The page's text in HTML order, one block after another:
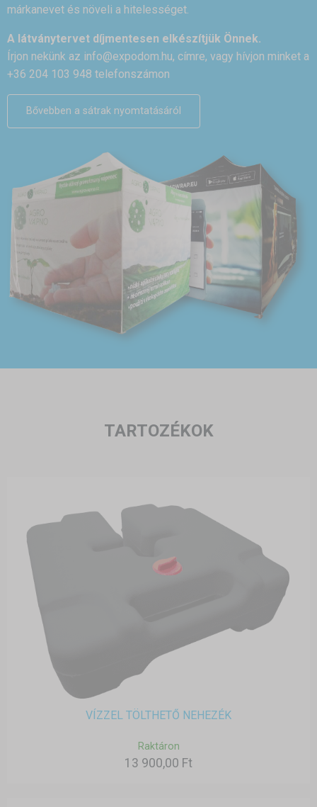
márkanevet és növeli a hitelességet.
A látványtervet díjmentesen elkészítjük Önnek.
Írjon nekünk az info@expodom.hu, címre, vagy hívjon minket a
+36 204 103 948 telefonszámon
Bővebben a sátrak nyomtatásáról
TARTOZÉKOK
VÍZZEL TÖLTHETŐ NEHEZÉK
Raktáron
13 900,00 Ft